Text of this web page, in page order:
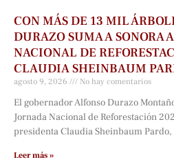
CON MÁS DE 13 MIL
DURAZO SUMA A SONORA
NACIONAL DE
CLAUDIA SHEINBAUM
agosto 9, 2026 No hay comentarios
El gobernador Alfonso Durazo
Jornada Nacional de Reforestación
presidenta Claudia Sheinbaum Pardo,
Leer más »